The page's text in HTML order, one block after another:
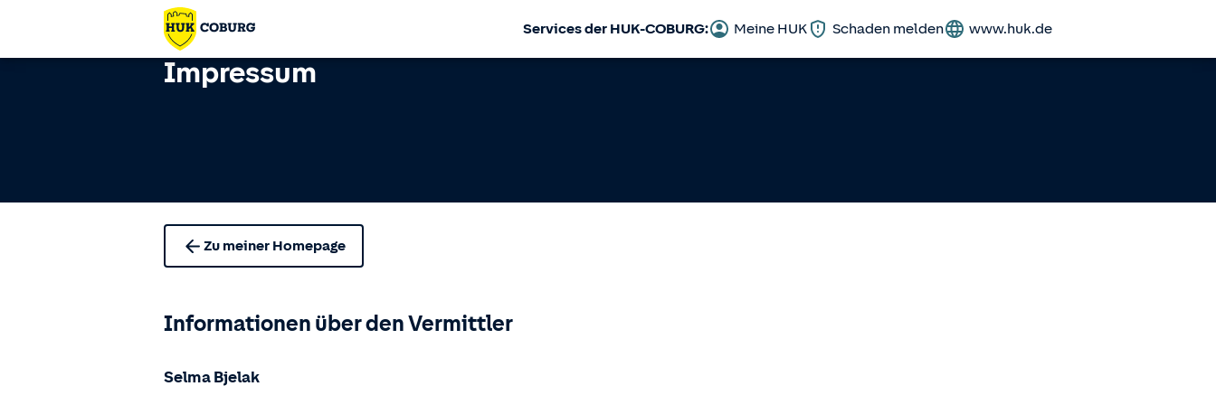
Services der HUK-COBURG: Meine HUK Schaden melden www.huk.de
Impressum
Zu meiner Homepage
Informationen über den Vermittler
Selma Bjelak